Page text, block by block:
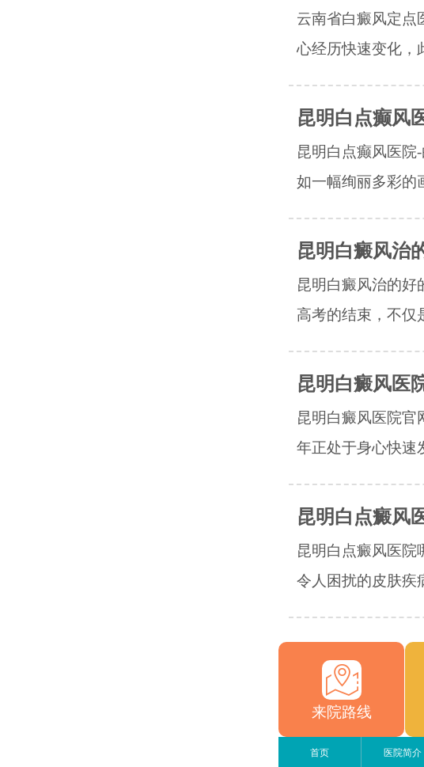
云南省白癜风定点
心经历快速变化，
昆明白点癫风
昆明白点癫风医院
如一幅绚丽多彩的
昆明白癜风治
昆明白癜风治的好
高考的结束，不仅
昆明白癜风医
昆明白癜风医院官
年正处于身心快速
昆明白点癜风
昆明白点癜风医院
令人困扰的皮肤疾
来院路线
首页 医院简介